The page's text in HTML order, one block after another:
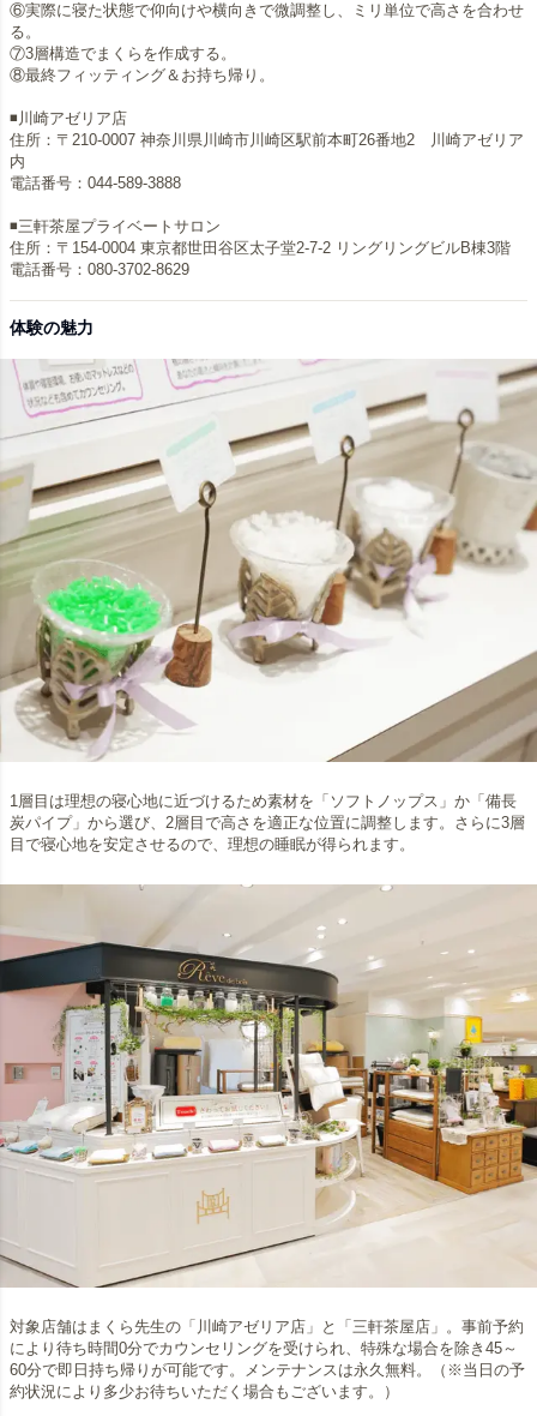
⑥実際に寝た状態で仰向けや横向きで微調整し、ミリ単位で高さを合わせ
る。
⑦3層構造でまくらを作成する。
⑧最終フィッティング＆お持ち帰り。
◾️川崎アゼリア店
住所：〒210-0007 神奈川県川崎市川崎区駅前本町26番地2 川崎アゼリア
内
電話番号：044-589-3888
◾️三軒茶屋プライベートサロン
住所：〒154-0004 東京都世田谷区太子堂2-7-2 リングリングビルB棟3階
電話番号：080-3702-8629
体験の魅力
1層目は理想の寝心地に近づけるため素材を「ソフトノップス」か「備長
炭パイプ」から選び、2層目で高さを適正な位置に調整します。さらに3層
目で寝心地を安定させるので、理想の睡眠が得られます。
対象店舗はまくら先生の「川崎アゼリア店」と「三軒茶屋店」。事前予約
により待ち時間0分でカウンセリングを受けられ、特殊な場合を除き45～
60分で即日持ち帰りが可能です。メンテナンスは永久無料。（※当日の予
約状況により多少お待ちいただく場合もございます。）